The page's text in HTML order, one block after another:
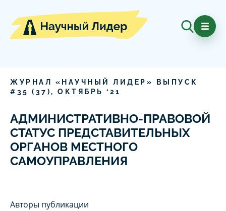
ЖУРНАЛ «НАУЧНЫЙ ЛИДЕР» ВЫПУСК
# 35 ( 37 ), ОКТЯБРЬ ‘ 21
АДМИНИСТРАТИВНО-ПРАВОВОЙ
СТАТУС ПРЕДСТАВИТЕЛЬНЫХ
ОРГАНОВ МЕСТНОГО
САМОУПРАВЛЕНИЯ
Авторы публикации